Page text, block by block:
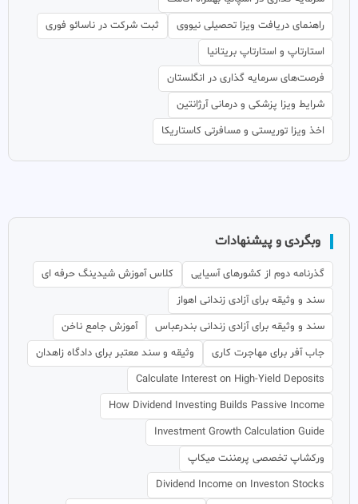
راهنمای دریافت ویزا تحصیلی نیووی
ثبت شرکت در ناسائو فوری
استارتاپ و استارتاپ بریتانیا
فرصت‌های سرمایه گذاری در انگلستان
شرایط ویزا پزشکی و درمانی آرژانتین
اخذ ویزا توریستی و مسافرتی کاستاریکا
وبگردی و پیشنهادات
گذرنامه دوم از کشورهای آسیایی
کلاس آموزش شیدینگ حرفه ای
سند و وثیقه برای آزادی زندانی اهواز
سند و وثیقه برای آزادی زندانی بندرعباس
آموزش جامع ناخن
جاب آفر برای مهاجرت کاری
وثیقه و سند معتبر برای دادگاه زاهدان
Calculate Interest on High-Yield Deposits
How Dividend Investing Builds Passive Income
Investment Growth Calculation Guide
ورکشاپ تخصصی پرمننت میکاپ
Dividend Income on Investon Stocks